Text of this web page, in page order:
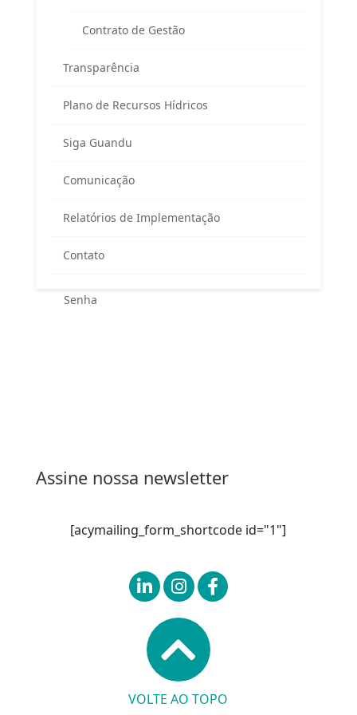
Contrato de Gestão
Transparência
Plano de Recursos Hídricos
Siga Guandu
Comunicação
Relatórios de Implementação
Contato
Área exclusiva para os membros
do Comitê Guandu-RJ
Assine nossa newsletter
[acymailing_form_shortcode id="1"]
VOLTE AO TOPO